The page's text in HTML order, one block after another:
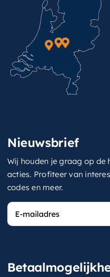
Nieuwsbrief
Wij houden je graag op de
acties. Profiteer van
codes en meer.
E-
mailadres